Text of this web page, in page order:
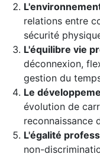
relations entre
sécurité
L'équilibre vie
déconnexion,
gestion du
Le
évolution de
reconnaissance
L'égalité
non-